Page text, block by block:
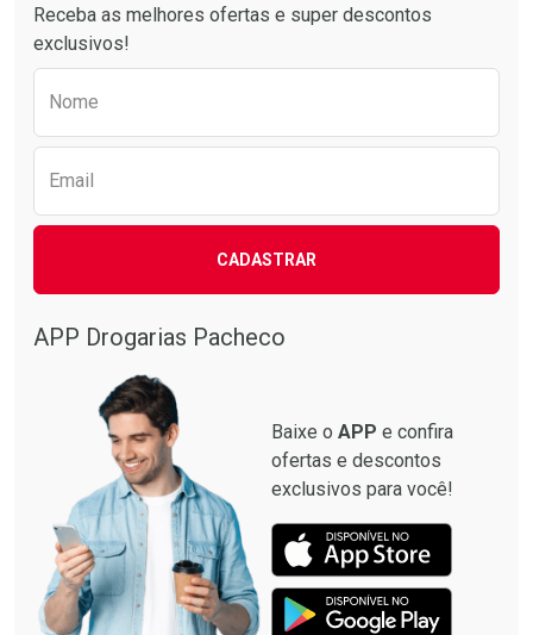
Por R$ 10,99/cada
Por R$ 10,99/cada
Por R$ 3,36/cada
Por R$ 3,36/cada
Receba as melhores ofertas e super descontos
exclusivos!
Nome
Email
CADASTRAR
APP Drogarias Pacheco
Baixe o APP e confira
ofertas e descontos
exclusivos para você!